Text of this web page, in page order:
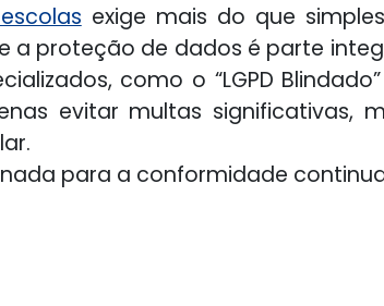
exige mais do que
a proteção de dados é parte
como o “LGPD
evitar multas significativas,
para a conformidade